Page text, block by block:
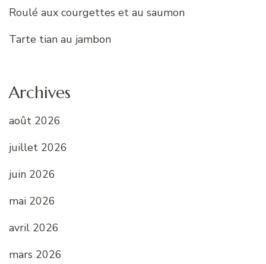
Roulé aux courgettes et au saumon
Tarte tian au jambon
Archives
août 2026
juillet 2026
juin 2026
mai 2026
avril 2026
mars 2026